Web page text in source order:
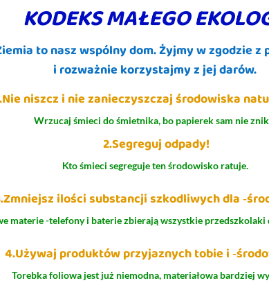
KODEKS MAŁEGO
to nasz wspólny dom. Żyjmy w zgodzie z
i rozważnie korzystajmy z jej darów.
niszcz i nie zanieczyszczaj środowiska
Wrzucaj śmieci do śmietnika, bo papierek sam nie
2.Segreguj odpady!
Kto śmieci segreguje ten środowisko ratuje.
ilości substancji szkodliwych dla
materie -telefony i baterie zbierają wszystkie przedszkolaki
4.Używaj produktów przyjaznych tobie i
Torebka foliowa jest już niemodna, materiałowa bardziej